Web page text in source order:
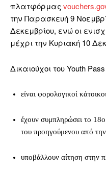
πλατφόρμας
την Παρασκευή 9
Δεκεμβρίου, ενώ οι
μέχρι την Κυριακή 10
Δικαιούχοι του Youth
είναι φορολογικοί
έχουν συμπληρώσει το 18ο
του προηγούμενου από
υποβάλλουν αίτηση στην